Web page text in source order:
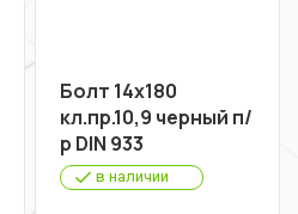
Болт 14х180
кл.пр.10,9 черный п/
р DIN 933
в наличии